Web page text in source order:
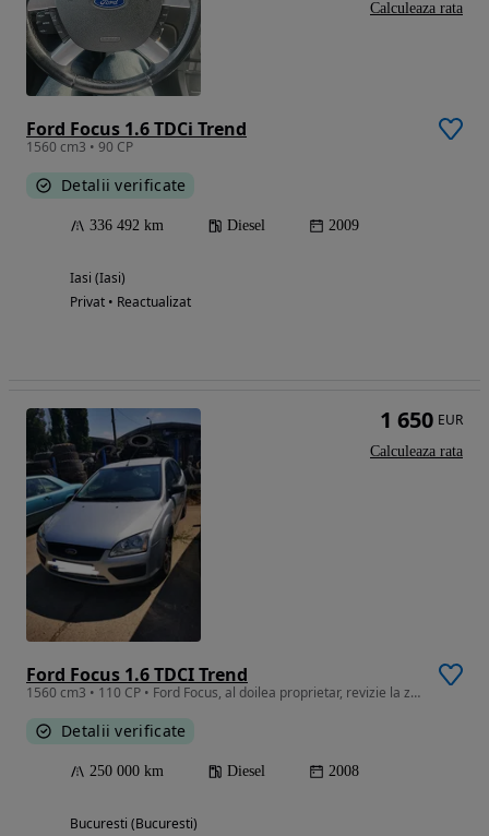
Ford Focus 1.6 TDCi Trend
1560 cm3 • 90 CP
Detalii verificate
336 492 km Diesel 2009
Iasi (Iasi)
Privat • Reactualizat
Calculeaza rata
Ford Focus 1.6 TDCI Trend
1560 cm3 • 110 CP • Ford Focus, al doilea proprietar, revizie la zi inclusiv partea mecani
Detalii verificate
250 000 km Diesel 2008
Bucuresti (Bucuresti)
1 650 EUR
Calculeaza rata